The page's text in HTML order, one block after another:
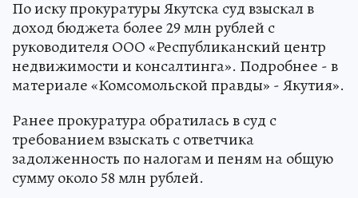
По иску прокуратуры Якутска суд взыскал в
доход бюджета более 29 млн рублей с
руководителя ООО «Республиканский центр
недвижимости и консалтинга». Подробнее - в
материале «Комсомольской правды» - Якутия».
Ранее прокуратура обратилась в суд с
требованием взыскать с ответчика
задолженность по налогам и пеням на общую
сумму около 58 млн рублей.